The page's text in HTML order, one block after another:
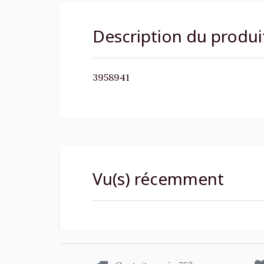
Description du
3958941
Vu(s) récemment